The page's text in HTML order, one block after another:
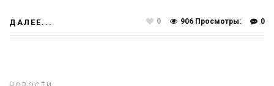
ДАЛЕЕ... 0
906 Просмотры:
0